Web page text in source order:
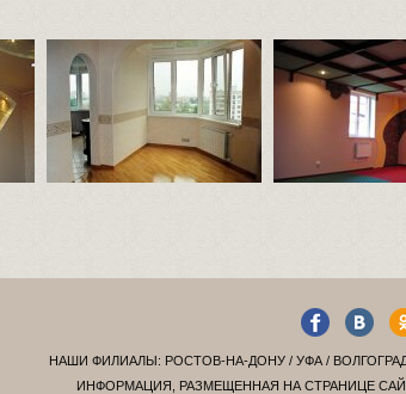
НАШИ ФИЛИАЛЫ: РОСТОВ-НА-ДОНУ/ УФА/
ИНФОРМАЦИЯ, РАЗМЕЩЕННАЯ НА СТРАНИЦЕ